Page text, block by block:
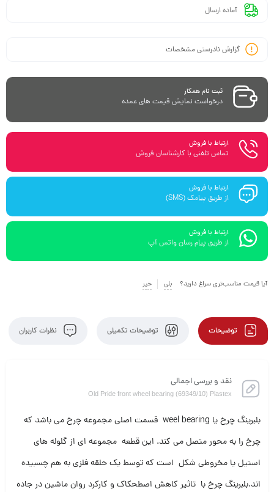
آماده ارسال
گزارش نادرستی مشخصات
ثبت نام همکار
درخواست نمایش قیمت های عمده
ارتباط با فروش
تماس تلفنی با کارشناسان فروش
ارتباط با فروش
از طریق پیامک (SMS)
ارتباط با فروش
از طریق پیام رسان واتس آپ
آیا قیمت مناسب‌تری سراغ دارید؟ بلی خیر
توضیحات توضیحات تکمیلی نظرات کاربران
نقد و بررسی اجمالی
Old Pride front wheel bearing (69349/10) Plastex
بلبرینگ چرخ یا weel bearing قسمت اصلی مجموعه چرخ می باشد که
چرخ را به محور متصل می کند. این قطعه مجموعه ای از گلوله های
استیل یا مخروطی شکل است که توسط یک حلقه فلزی به هم چسبیده
اند.بلبرینگ چرخ با تاثیر کاهش اصطحکاک و کارکرد روان ماشین در جاده